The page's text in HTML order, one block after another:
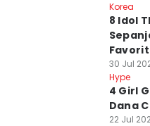
Korea
8 Idol
30 Jul
Hype
4 Girl
Dana
22 Jul